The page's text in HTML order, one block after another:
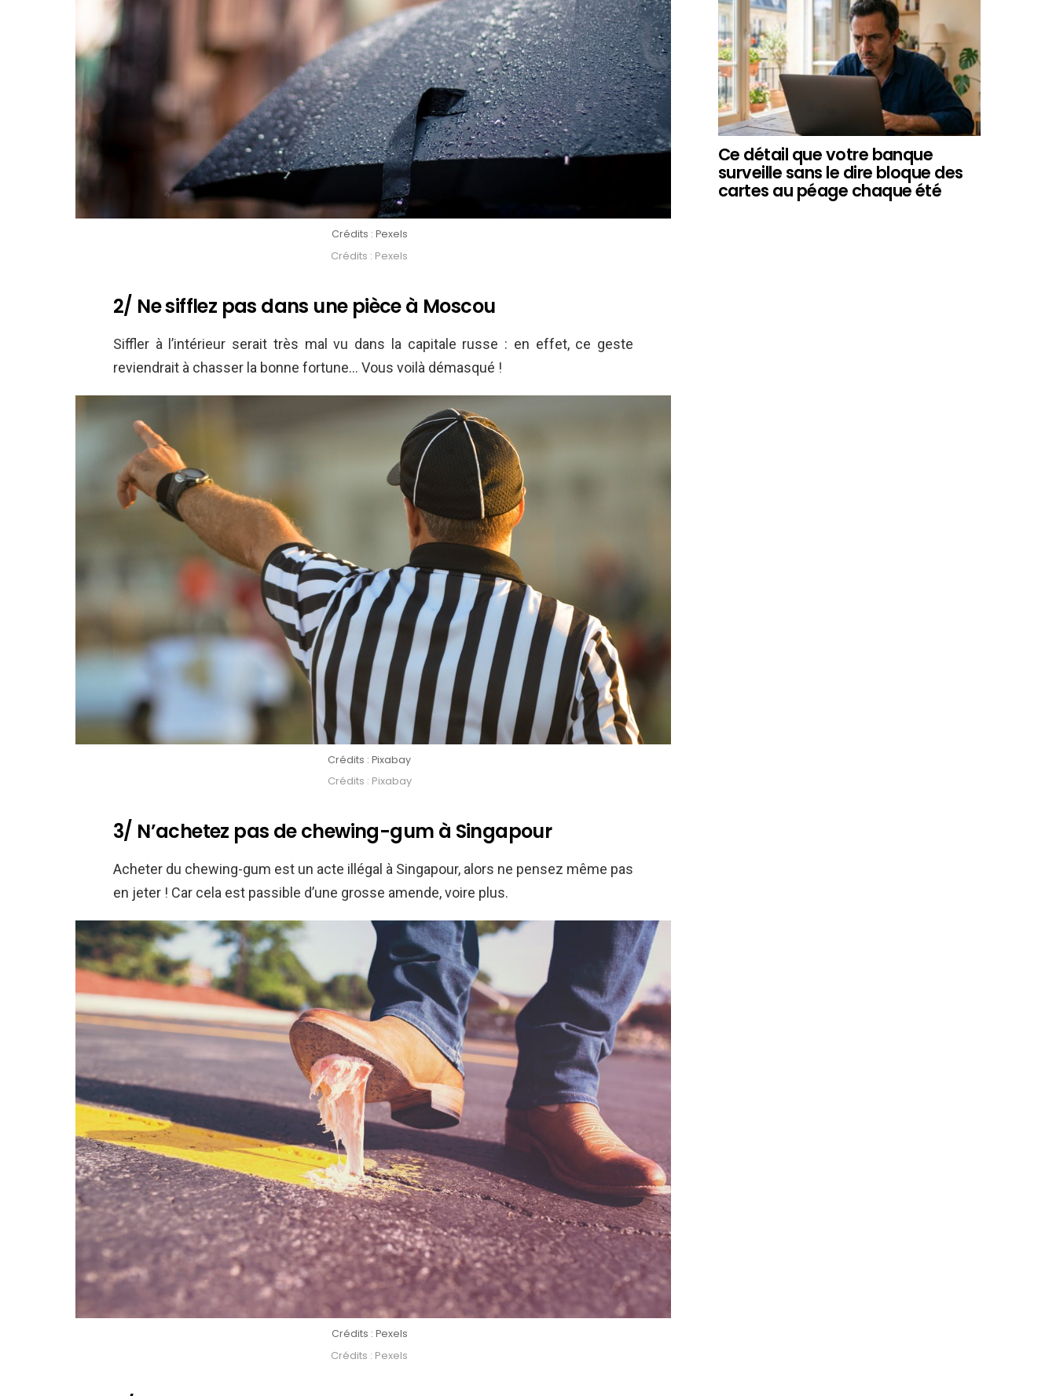
Crédits : Pexels
Crédits : Pexels
2/ Ne sifflez pas dans une pièce à Moscou
Siffler à l’intérieur serait très mal vu dans la capitale russe : en effet, ce geste
reviendrait à chasser la bonne fortune… Vous voilà démasqué !
Crédits : Pixabay
Crédits : Pixabay
3/ N’achetez pas de chewing-gum à Singapour
Acheter du chewing-gum est un acte illégal à Singapour, alors ne pensez même pas
en jeter ! Car cela est passible d’une grosse amende, voire plus.
Crédits : Pexels
Crédits : Pexels
Ce détail que votre banque
surveille sans le dire bloque des
cartes au péage chaque été